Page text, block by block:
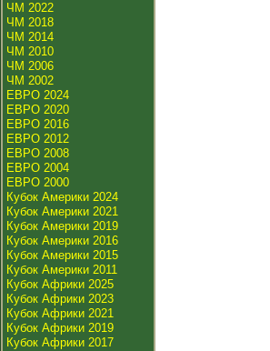
ЧМ 2022
ЧМ 2018
ЧМ 2014
ЧМ 2010
ЧМ 2006
ЧМ 2002
ЕВРО 2024
ЕВРО 2020
ЕВРО 2016
ЕВРО 2012
ЕВРО 2008
ЕВРО 2004
ЕВРО 2000
Кубок Америки 2024
Кубок Америки 2021
Кубок Америки 2019
Кубок Америки 2016
Кубок Америки 2015
Кубок Америки 2011
Кубок Африки 2025
Кубок Африки 2023
Кубок Африки 2021
Кубок Африки 2019
Кубок Африки 2017